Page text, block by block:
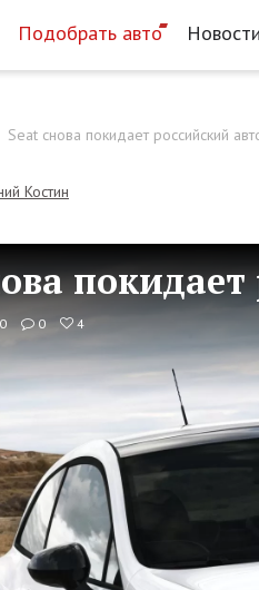
Подобрать авто Новости
Seat снова покидает российский
Костин
0 4